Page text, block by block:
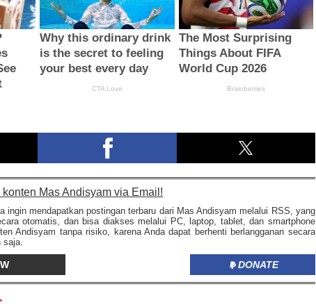
Mas Andisyam via Email!
ingin mendapatkan postingan terbaru dari Mas Andisyam melalui RSS, yang
otomatis, dan bisa diakses melalui PC, laptop, tablet, dan smartphone
Andisyam tanpa risiko, karena Anda dapat berhenti berlangganan secara
saja.
DONATE